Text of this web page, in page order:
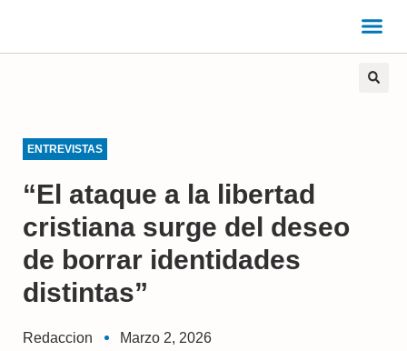
ENTREVISTAS
“El ataque a la libertad
cristiana surge del deseo
de borrar identidades
distintas”
Redaccion Marzo 2, 2026